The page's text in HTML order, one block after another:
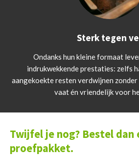
Sterk tegen
Ondanks hun kleine formaat
indrukwekkende prestaties: zelfs
aangekoekte resten verdwijnen
vaat én vriendelijk voor
Twijfel je nog? Bestel dan
proefpakket.